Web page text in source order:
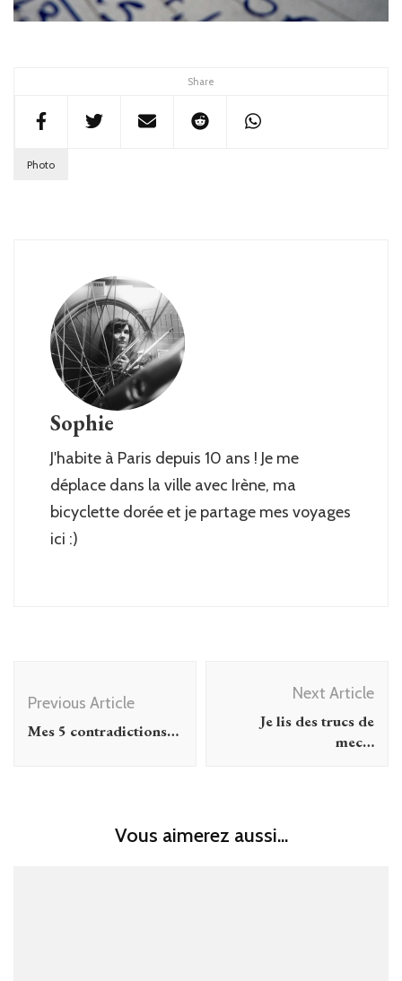
Share
Photo
Sophie
J'habite à Paris depuis 10 ans ! Je me
déplace dans la ville avec Irène, ma
bicyclette dorée et je partage mes voyages
ici :)
Navigation
Previous Article
Mes 5 contradictions…
Next Article
Je lis des trucs de
mec…
Vous aimerez aussi...